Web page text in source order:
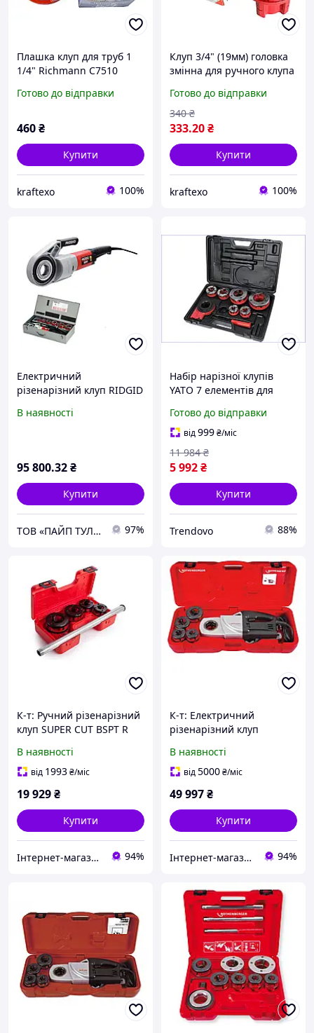
Плашка клуп для труб 1
1/4" Richmann C7510
головка
Готово до відправки
460₴
Купити
kraftexo 100%
Клуп 3/4" (19мм) головка
змінна для ручного клупа
насадка зі сталі 9Cr2
Готово до відправки
333.20₴
340 ₴
Купити
kraftexo 100%
Електричний
різенарізний клуп RIDGID
В наявності
95 800.32₴
Купити
ТОВ «ПАЙП ТУЛС» 97%
Набір нарізної клупів
YATO 7 елементів для
1 1/4 1 1/2 2 дюйми
Готово до відправки
від999₴/міс
5 992₴
11 984 ₴
Купити
Trendovo 88%
К-т: Ручний різенарізний
клуп SUPER CUT BSPT R
ROTHENBERGER 7_0781X
В наявності
від 1993₴/міс
19 929₴
Купити
Інтернет-магазин будівельних інструментів та садової техніки VolynTools 94%
К-т: Електричний
різенарізний клуп
1/2 - 1.1/4 ROTHENBERGER
7_1450
В наявності
від5000₴/міс
49 997₴
Купити
Інтернет-магазин будівельних інструментів та садової техніки VolynTools 94%